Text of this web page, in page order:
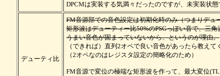
DPCMは実装する気満々だったのですが、未実装状
デューティ比
FM音源部での音色設定は初期化時のみ（つまりデュ
矩形波はデューティー比50%のPSGっぽい音で、三
うまい音色が固まっていないから、というのが理由。
（できれば）直列2オペで良い音色があったら教えて
（2オペなのはレジスタ設定の簡略化のため）
FM音源で変位の極端な矩形波を作って、最大変位